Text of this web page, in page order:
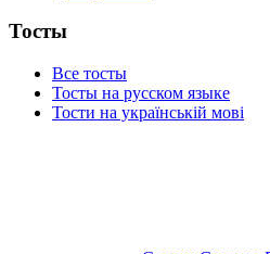
Тосты
Все тосты
Тосты на русском языке
Тости на українській мові